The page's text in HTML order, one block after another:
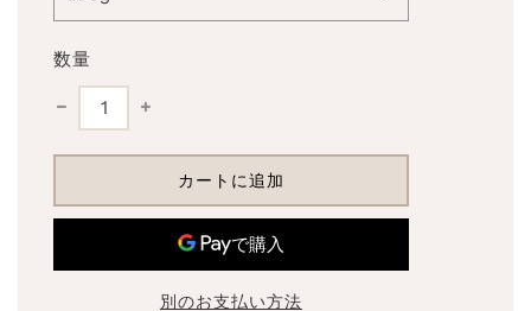
数量
読
み
込
み
中
カートに追加
別のお支払い方法